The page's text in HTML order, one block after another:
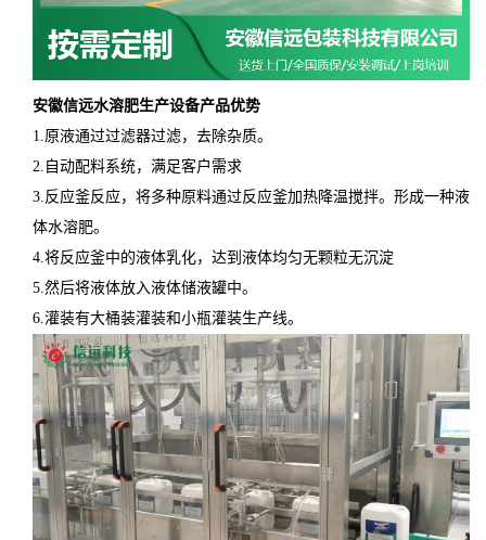
安徽信远水溶肥生产设备产品优势
1.原液通过过滤器过滤，去除杂质。
2.自动配料系统，满足客户需求
3.反应釜反应，将多种原料通过反应釜加热降温搅拌。形成一种液
体水溶肥。
4.将反应釜中的液体乳化，达到液体均匀无颗粒无沉淀
5.然后将液体放入液体储液罐中。
6.灌装有大桶装灌装和小瓶灌装生产线。